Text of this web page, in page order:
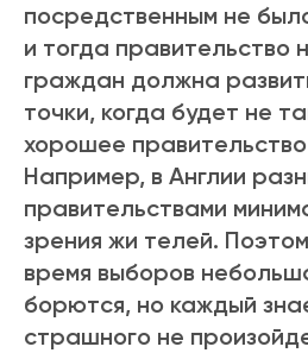
посредственным не
и тогда правительство
граждан должна
точки, когда будет не
хорошее
Например, в Англии
правительствами
зрения жи телей.
время выборов
борются, но каждый
страшного не